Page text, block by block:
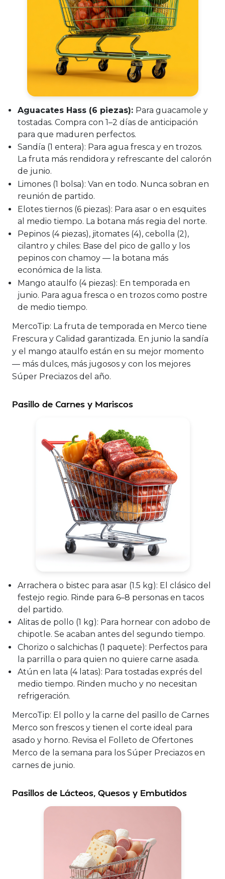
Aguacates Hass (6 piezas): Para guacamole y
tostadas. Compra con 1–2 días de anticipación
para que maduren perfectos.
Sandía (1 entera): Para agua fresca y en trozos.
La fruta más rendidora y refrescante del calorón
de junio.
Limones (1 bolsa): Van en todo. Nunca sobran en
reunión de partido.
Elotes tiernos (6 piezas): Para asar o en esquites
al medio tiempo. La botana más regia del norte.
Pepinos (4 piezas), jitomates (4), cebolla (2),
cilantro y chiles: Base del pico de gallo y los
pepinos con chamoy — la botana más
económica de la lista.
Mango ataulfo (4 piezas): En temporada en
junio. Para agua fresca o en trozos como postre
de medio tiempo.
MercoTip: La fruta de temporada en Merco tiene
Frescura y Calidad garantizada. En junio la sandía
y el mango ataulfo están en su mejor momento
— más dulces, más jugosos y con los mejores
Súper Preciazos del año.
Pasillo de Carnes y Mariscos
Arrachera o bistec para asar (1.5 kg): El clásico del
festejo regio. Rinde para 6–8 personas en tacos
del partido.
Alitas de pollo (1 kg): Para hornear con adobo de
chipotle. Se acaban antes del segundo tiempo.
Chorizo o salchichas (1 paquete): Perfectos para
la parrilla o para quien no quiere carne asada.
Atún en lata (4 latas): Para tostadas exprés del
medio tiempo. Rinden mucho y no necesitan
refrigeración.
MercoTip: El pollo y la carne del pasillo de Carnes
Merco son frescos y tienen el corte ideal para
asado y horno. Revisa el Folleto de Ofertones
Merco de la semana para los Súper Preciazos en
carnes de junio.
Pasillos de Lácteos, Quesos y Embutidos